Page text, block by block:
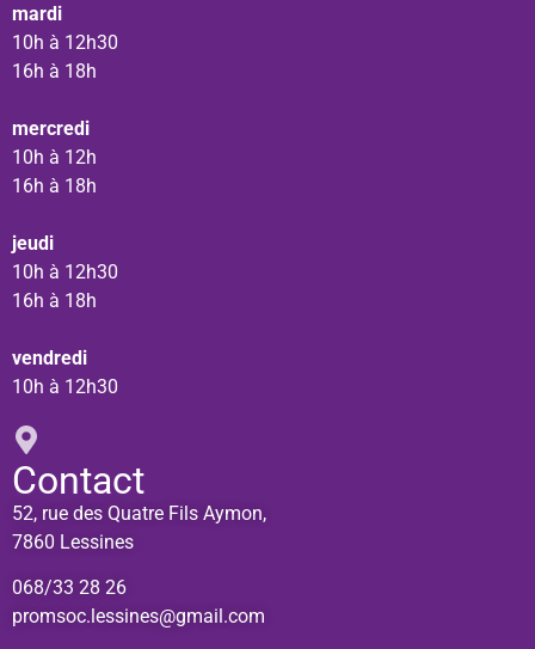
mardi
10h à 12h30
16h à 18h
mercredi
10h à 12h
16h à 18h
jeudi
10h à 12h30
16h à 18h
vendredi
10h à 12h30
Contact
52, rue des Quatre Fils Aymon,
7860 Lessines
068/33 28 26
promsoc.lessines@gmail.com